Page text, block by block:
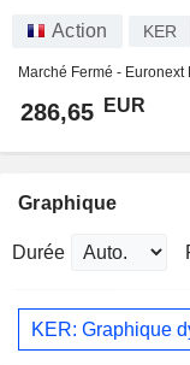
Action KER
Marché Fermé - Euronext
286,65 EUR
Graphique
Durée
KER: Graphique